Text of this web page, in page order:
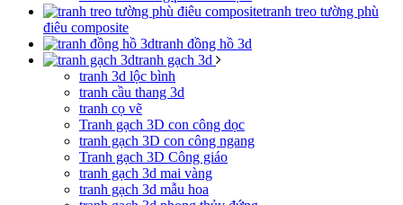
tranh treo tường phù
điêu composite
tranh đồng hồ 3d
tranh gạch 3d
tranh 3d lộc bình
tranh cầu thang 3d
tranh cọ vẽ
Tranh gạch 3D con công dọc
tranh gạch 3D con công ngang
Tranh gạch 3D Công giáo
tranh gạch 3d mai vàng
tranh gạch 3d mẫu hoa